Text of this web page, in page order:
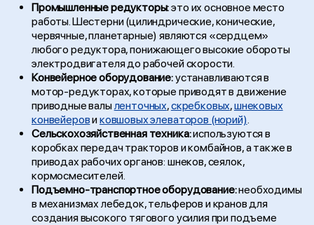
Промышленные редукторы:это их основное место
работы. Шестерни (цилиндрические, конические,
червячные, планетарные) являются «сердцем»
любого редуктора, понижающего высокие обороты
электродвигателя до рабочей скорости.
Конвейерное оборудование:устанавливаются в
мотор-редукторах, которые приводят в движение
приводные валыленточных,скребковых,шнековых
конвейеровиковшовых элеваторов (норий).
Сельскохозяйственная техника:используются в
коробках передач тракторов и комбайнов, а также в
приводах рабочих органов: шнеков, сеялок,
кормосмесителей.
Подъемно-транспортное оборудование:необходимы
в механизмах лебедок, тельферов и кранов для
создания высокого тягового усилия при подъеме